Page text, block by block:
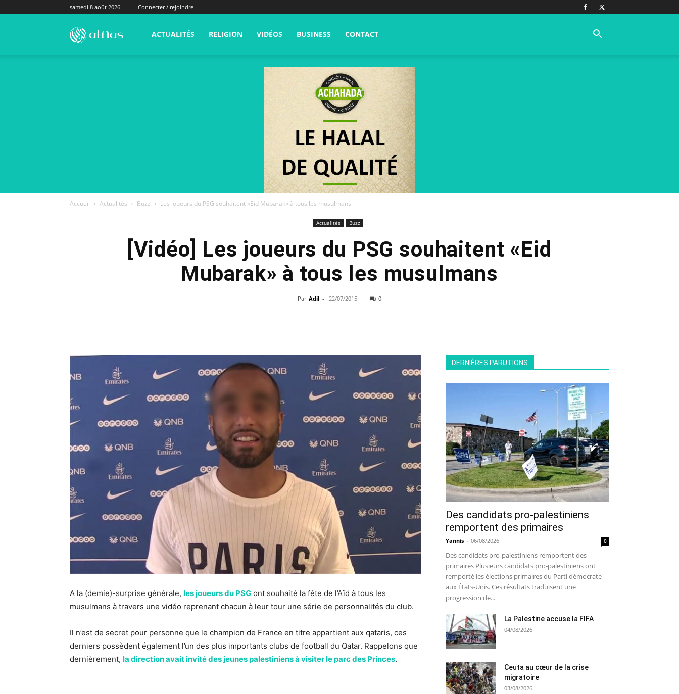
samedi 8 août 2026 Connecter / rejoindre
alNas.fr ACTUALITÉS RELIGION VIDÉOS BUSINESS CONTACT
Accueil Actualités Buzz Les joueurs du PSG souhaitent «Eid Mubarak» à tous les musulmans
Actualités Buzz
[Vidéo] Les joueurs du PSG souhaitent «Eid
Mubarak» à tous les musulmans
Par Adil - 22/07/2015 0
A la (demie)-surprise générale, les joueurs du PSG ont souhaité la fête de l’Aïd à tous les
musulmans à travers une vidéo reprenant chacun à leur tour une série de personnalités du club.
Il n’est de secret pour personne que le champion de France en titre appartient aux qataris, ces
derniers possèdent également l’un des plus importants clubs de football du Qatar. Rappelons que
dernièrement, la direction avait invité des jeunes palestiniens à visiter le parc des Princes.
DERNIÈRES PARUTIONS
Des candidats pro-palestiniens
remportent des primaires
Yannis - 06/08/2026 0
Des candidats pro-palestiniens remportent des
primaires Plusieurs candidats pro-palestiniens ont
remporté les élections primaires du Parti démocrate
aux États-Unis. Ces résultats traduisent une
progression de...
La Palestine accuse la FIFA
04/08/2026
Ceuta au cœur de la crise
migratoire
03/08/2026